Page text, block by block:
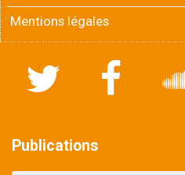
Mentions légales
Facebook
Publications